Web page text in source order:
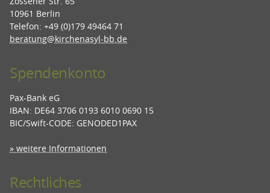
10961 Berlin
Telefon: +49 (0)179 49464 71
beratung@kirchenasyl-bb.de
Spendenkonto
Pax-Bank eG
IBAN: DE64 3706 0193 6010 0690 15
BIC/Swift-CODE: GENODED1PAX
» weitere Informationen
Rechtliches